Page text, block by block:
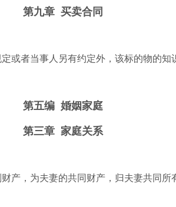
第九章 买卖合同
或者当事人另有约定外，该标的物的知
第五编 婚姻家庭
第三章 家庭关系
产，为夫妻的共同财产，归夫妻共同所